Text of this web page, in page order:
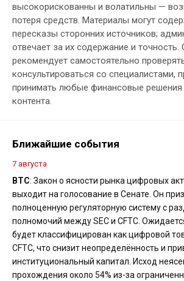
высокорискованны и волатильны —
потеря средств. Материалы могут
пересказы сторонних источников;
отвечает за их содержание и точность.
рекомендует самостоятельно
консультироваться со специалистами,
принимать любые финансовые решения
контента.
Ближайшие события
7 августа
BTC: Закон о ясности рынка цифровых
выходит на голосование в Сенате. Он
полноценную регуляторную систему с
полномочий между SEC и CFTC.
будет классифицирован как цифровой
CFTC, что снизит неопределённость и
институциональный капитал. Исход
прохождения около 54% из-за